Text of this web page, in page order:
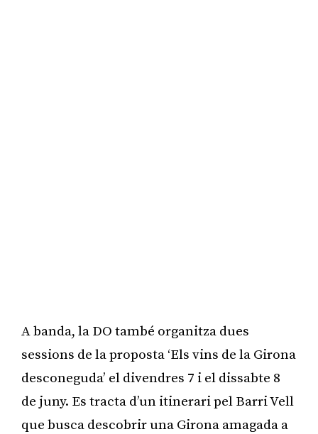
A banda, la DO també organitza dues
sessions de la proposta ‘Els vins de la Girona
desconeguda’ el divendres 7 i el dissabte 8
de juny. Es tracta d’un itinerari pel Barri Vell
que busca descobrir una Girona amagada a